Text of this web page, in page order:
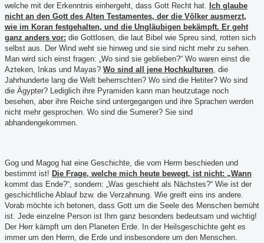
welche mit der Erkenntnis einhergeht, dass Gott Recht hat.
Ich glaube
nicht an den Gott des Alten Testamentes, der die Völker ausmerzt,
wie im Koran festgehalten, und die Ungläubigen bekämpft. Er geht
ganz anders vor: die Gottlosen, die laut Bibel wie Spreu sind, rotten sich
selbst aus. Der Wind weht sie hinweg und sie sind nicht mehr zu sehen.
Man wird sich einst fragen: „Wo sind sie geblieben?“ Wo waren einst die
Azteken, Inkas und Mayas? Wo sind all jene Hochkulturen , die
Jahrhunderte lang die Welt beherrschten? Wo sind die Hetiter? Wo sind
die Ägypter? Lediglich ihre Pyramiden kann man heutzutage noch
besehen, aber ihre Reiche sind untergegangen und ihre Sprachen werden
nicht mehr gesprochen. Wo sind die Sumerer? Sie sind
abhandengekommen.
Gog und Magog hat eine Geschichte, die vom Herrn beschieden und
bestimmt ist! Die Frage, welche mich heute bewegt, ist nicht: „Wann
kommt das Ende?“, sondern: „Was geschieht als Nächstes?“ Wie ist der
geschichtliche Ablauf bzw. die Verzahnung. Wie greift eins ins andere.
Vorab möchte ich betonen, dass Gott um die Seele des Menschen bemüht
ist. Jede einzelne Person ist Ihm ganz besonders bedeutsam und wichtig!
Der Herr kämpft um den Planeten Erde. In der Heilsgeschichte geht es
immer um den Herrn, die Erde und insbesondere um den Menschen.